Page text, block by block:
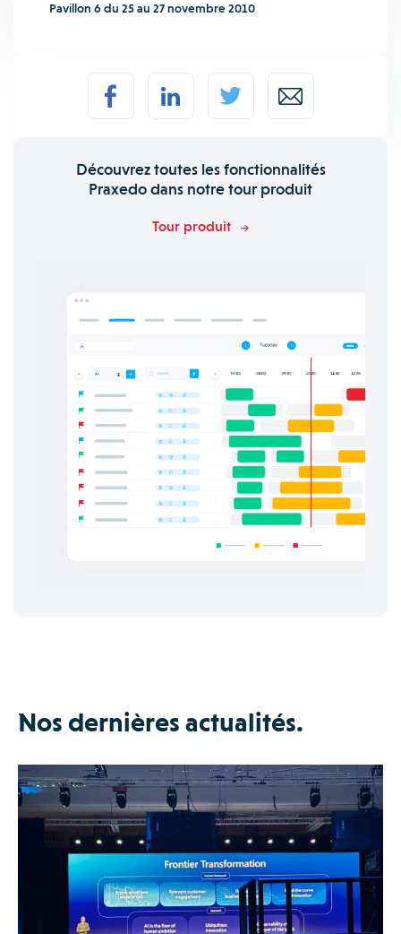
Pavillon 6 du 25 au 27 novembre 2010
Découvrez toutes les fonctionnalités
Praxedo dans notre tour produit
Tour produit
Nos dernières actualités.